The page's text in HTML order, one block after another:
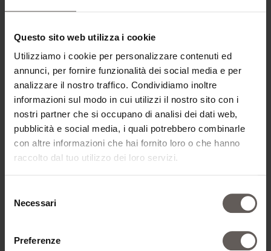
Questo sito web utilizza i cookie
Utilizziamo i cookie per personalizzare contenuti ed
annunci, per fornire funzionalità dei social media e per
analizzare il nostro traffico. Condividiamo inoltre
informazioni sul modo in cui utilizzi il nostro sito con i
nostri partner che si occupano di analisi dei dati web,
pubblicità e social media, i quali potrebbero combinarle
con altre informazioni che hai fornito loro o che hanno
raccolto dal tuo utilizzo dei loro servizi.
delNecessari
Preferenze
TIPO DI CAMERA*
AGGIUNGI CAMERA
DATI DI CONTATTO
TITOLO*